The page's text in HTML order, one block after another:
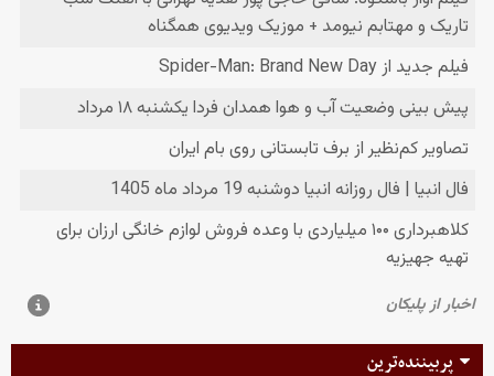
پربیننده‌ترین